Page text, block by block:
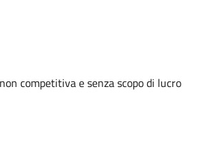
competitiva e senza scopo di lucro